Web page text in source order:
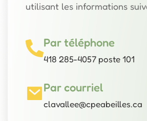
utilisant les informations
Par téléphone
418 285-4057 poste 101
Par courriel
clavallee@cpeabeilles.ca